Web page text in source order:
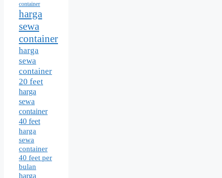
container
harga
sewa
container
harga
sewa
container
20 feet
harga
sewa
container
40 feet
harga
sewa
container
40 feet per
bulan
harga